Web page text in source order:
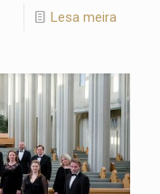
Lesa meira